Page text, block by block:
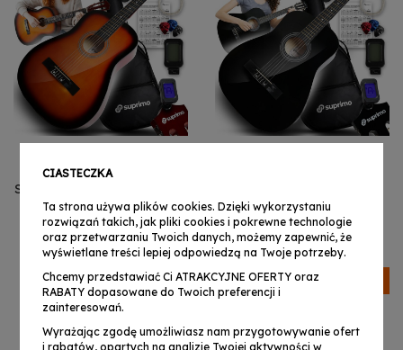
SUPRIMO CGS3 SB gitara
klasyczna 4/4 sunburst
do nauki dla
początkujących tuner
kostki pasek zapasowe
struny pokrowiec akordy
zestaw
186,99 zł
gitara klasyczna 4/4
czarna do nauki dla
początkujących tuner
kostki pasek zapasowe
struny pokrowiec akordy
zestaw
186,99 zł
Dostępny
CIASTECZKA
Ta strona używa plików cookies. Dzięki wykorzystaniu
rozwiązań takich, jak pliki cookies i pokrewne technologie
oraz przetwarzaniu Twoich danych, możemy zapewnić, że
wyświetlane treści lepiej odpowiedzą na Twoje potrzeby.
Chcemy przedstawiać Ci ATRAKCYJNE OFERTY oraz
RABATY dopasowane do Twoich preferencji i
zainteresowań.
Wyrażając zgodę umożliwiasz nam przygotowywanie ofert
i rabatów, opartych na analizie Twojej aktywności w